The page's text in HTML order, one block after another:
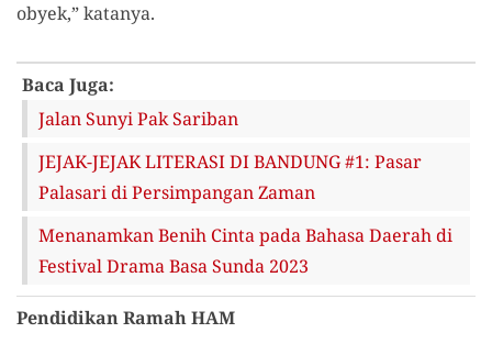
obyek,” katanya.
Baca Juga:
Jalan Sunyi Pak Sariban
JEJAK-JEJAK LITERASI DI BANDUNG #1: Pasar
Palasari di Persimpangan Zaman
Menanamkan Benih Cinta pada Bahasa Daerah di
Festival Drama Basa Sunda 2023
Pendidikan Ramah HAM